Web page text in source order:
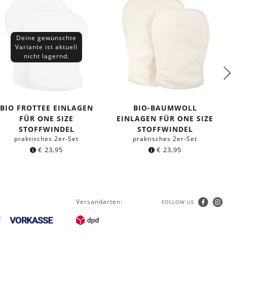
Deine gewünschte
Variante ist aktuell
nicht lagernd.
BIO FROTTEE EINLAGEN
FÜR ONE SIZE
STOFFWINDEL
praktisches 2er-Set
€ 23,95
BIO-BAUMWOLL
EINLAGEN FÜR ONE SIZE
STOFFWINDEL
praktisches 2er-Set
€ 23,95
Versandarten: FOLLOW US